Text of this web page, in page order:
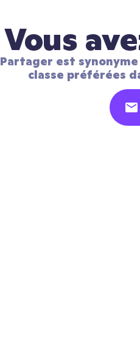
Vous
Partager est
classe préférées